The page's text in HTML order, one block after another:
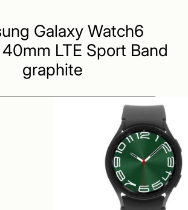
Galaxy Watch6
LTE Sport Band
graphite